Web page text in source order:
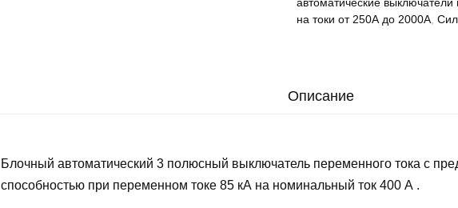
400А-690AC-
на токи от 250А до 2000А,
Описание
Блочный автоматический 3 полюсный выключатель переменного тока с
способностью при переменном токе 85 кА на номинальный ток 400 А .